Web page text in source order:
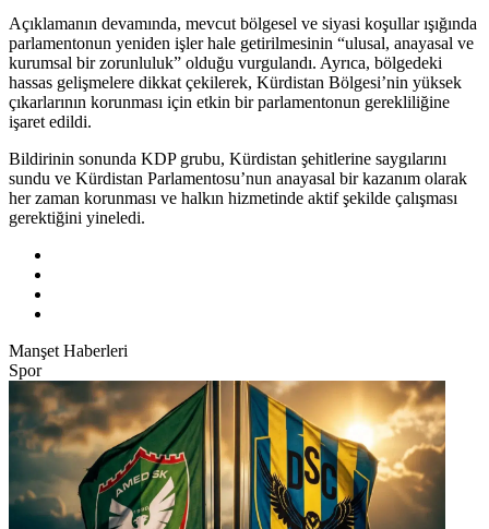
Açıklamanın devamında, mevcut bölgesel ve siyasi koşullar ışığında
parlamentonun yeniden işler hale getirilmesinin “ulusal, anayasal ve
kurumsal bir zorunluluk” olduğu vurgulandı. Ayrıca, bölgedeki
hassas gelişmelere dikkat çekilerek, Kürdistan Bölgesi’nin yüksek
çıkarlarının korunması için etkin bir parlamentonun gerekliliğine
işaret edildi.
Bildirinin sonunda KDP grubu, Kürdistan şehitlerine saygılarını
sundu ve Kürdistan Parlamentosu’nun anayasal bir kazanım olarak
her zaman korunması ve halkın hizmetinde aktif şekilde çalışması
gerektiğini yineledi.
Manşet Haberleri
Spor